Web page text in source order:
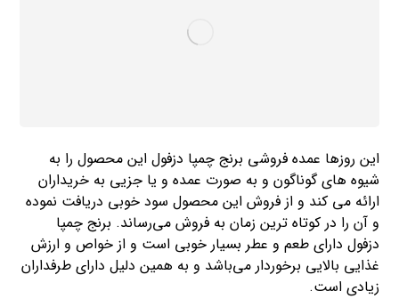
این روزها عمده فروشی برنج چمپا دزفول این محصول را به
شیوه های گوناگون و به صورت عمده و یا جزیی به خریداران
ارائه می کند و از فروش این محصول سود خوبی دریافت نموده
و آن را در کوتاه ترین زمان به فروش می‌رساند. برنج چمپا
دزفول دارای طعم و عطر بسیار خوبی است و از خواص و ارزش
غذایی بالایی برخوردار می‌باشد و به همین دلیل دارای طرفداران
زیادی است.